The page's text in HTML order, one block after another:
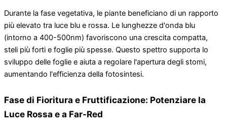
Durante la fase vegetativa, le piante beneficiano di un rapporto
più elevato tra luce blu e rossa. Le lunghezze d'onda blu
(intorno a 400-500nm) favoriscono una crescita compatta,
steli più forti e foglie più spesse. Questo spettro supporta lo
sviluppo delle foglie e aiuta a regolare l'apertura degli stomi,
aumentando l'efficienza della fotosintesi.
Fase di Fioritura e Fruttificazione: Potenziare la
Luce Rossa e a Far-Red